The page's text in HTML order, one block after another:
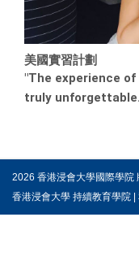
美國實習計劃
"The experience
truly
2026 香港浸會大學國際學院
香港浸會大學 持續教育學院